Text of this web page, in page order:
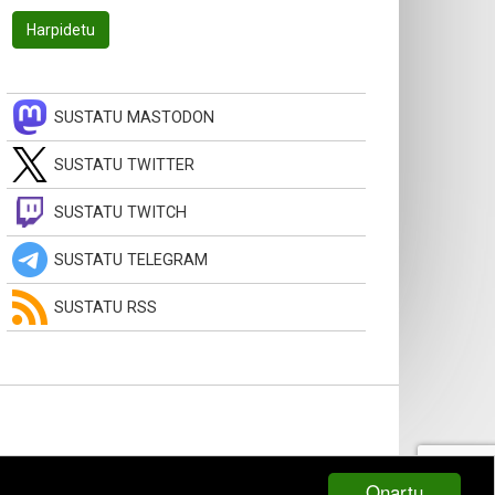
SUSTATU MASTODON
SUSTATU TWITTER
SUSTATU TWITCH
SUSTATU TELEGRAM
SUSTATU RSS